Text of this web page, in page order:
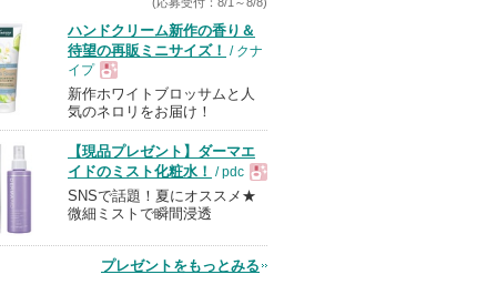
ハンドクリーム新作の香り＆
待望の再販ミニサイズ！ / クナ
イプ
現
品
新作ホワイトブロッサムと人
気のネロリをお届け！
【現品プレゼント】ダーマエ
イドのミスト化粧水！ / pdc
現
品
SNSで話題！夏にオススメ★
微細ミストで瞬間浸透
プレゼントをもっとみる